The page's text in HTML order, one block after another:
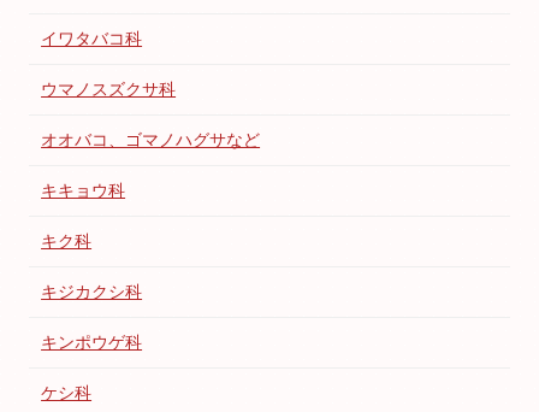
イワタバコ科
ウマノスズクサ科
オオバコ、ゴマノハグサなど
キキョウ科
キク科
キジカクシ科
キンポウゲ科
ケシ科